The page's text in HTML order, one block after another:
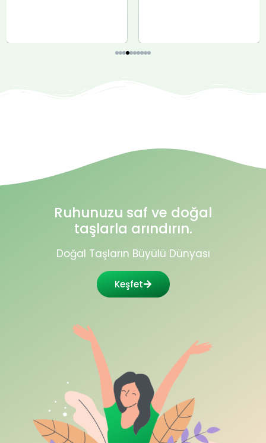
Ruhunuzu saf ve doğal
taşlarla arındırın.
Doğal Taşların Büyülü Dünyası
Keşfet